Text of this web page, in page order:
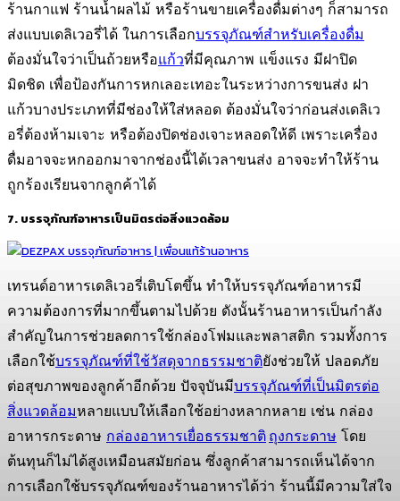
ร้านกาแฟ ร้านน้ำผลไม้ หรือร้านขายเครื่องดื่มต่างๆ ก็สามารถ
ส่งแบบเดลิเวอรี่ได้ ในการเลือกบรรจุภัณฑ์สำหรับเครื่องดื่ม
ต้องมั่นใจว่าเป็นถ้วยหรือแก้วที่มีคุณภาพ แข็งแรง มีฝาปิด
มิดชิด เพื่อป้องกันการหกเลอะเทอะในระหว่างการขนส่ง ฝา
แก้วบางประเภทที่มีช่องให้ใส่หลอด ต้องมั่นใจว่าก่อนส่งเดลิเว
อรี่ต้องห้ามเจาะ หรือต้องปิดช่องเจาะหลอดให้ดี เพราะเครื่อง
ดื่มอาจจะหกออกมาจากช่องนี้ได้เวลาขนส่ง อาจจะทำให้ร้าน
ถูกร้องเรียนจากลูกค้าได้
7. บรรจุภัณฑ์อาหารเป็นมิตรต่อสิ่งแวดล้อม
เทรนด์อาหารเดลิเวอรี่เติบโตขึ้น ทำให้บรรจุภัณฑ์อาหารมี
ความต้องการที่มากขึ้นตามไปด้วย ดังนั้นร้านอาหารเป็นกำลัง
สำคัญในการช่วยลดการใช้กล่องโฟมและพลาสติก รวมทั้งการ
เลือกใช้บรรจุภัณฑ์ที่ใช้วัสดุจากธรรมชาติยังช่วยให้ ปลอดภัย
ต่อสุขภาพของลูกค้าอีกด้วย ปัจจุบันมีบรรจุภัณฑ์ที่เป็นมิตรต่อ
สิ่งแวดล้อมหลายแบบให้เลือกใช้อย่างหลากหลาย เช่น กล่อง
อาหารกระดาษ กล่องอาหารเยื่อธรรมชาติ ถุงกระดาษ โดย
ต้นทุนก็ไม่ได้สูงเหมือนสมัยก่อน ซึ่งลูกค้าสามารถเห็นได้จาก
การเลือกใช้บรรจุภัณฑ์ของร้านอาหารได้ว่า ร้านนี้มีความใส่ใจ